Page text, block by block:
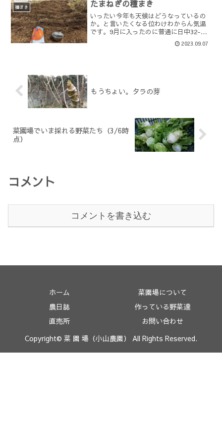
熱マットがスカスカになっ...
種まき たまねぎの種まき
いったい今年も天候はどうなっているの
か。と言いたくなる位わけわからん気温
です。9月に入ったのに普通に日中32-
35℃くらいの温度になり、畑にいても灼
熱状態。いやいい加減涼しくなってちょ
2023.09.07
もうちょい。タラの芽
菜園場でいま採れる野菜たち（3/6時
点）
コメント
コメントを書き込む
ホーム
菜園場について
農日誌
作っている野菜達
直売所
お問い合わせ
Copyright© 菜 園 場（小山農園） All Rights Reserved.